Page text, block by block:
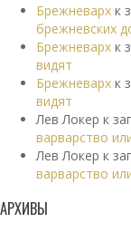
Брежневарх к
брежневских
Брежневарх к
видят
Брежневарх к
видят
Лев Локер к
варварство
Лев Локер к
варварство
АРХИВЫ